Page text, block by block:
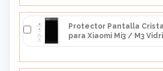
Protector Pantalla
para Xiaomi Mi3 / M3